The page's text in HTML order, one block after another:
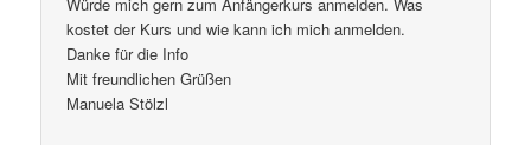
kostet der Kurs und wie kann ich mich anmelden.
Danke für die Info
Mit freundlichen Grüßen
Manuela Stölzl